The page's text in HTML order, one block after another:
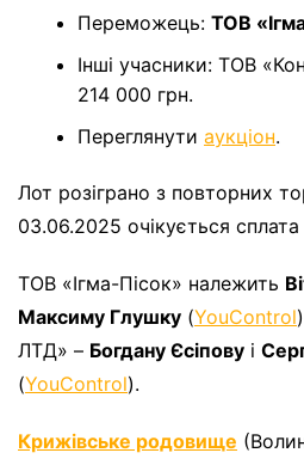
Переможець: ТОВ
Інші учасники: ТОВ
214 000 грн.
Переглянути аукціон.
Лот розіграно з повторних
03.06.2025 очікується
ТОВ «Ігма-Пісок» належить
Максиму Глушку (YouControl
ЛТД» – Богдану Єсіпову і
(YouControl).
Крижівське родовище